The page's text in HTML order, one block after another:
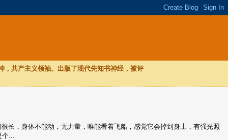
，共产主义领袖。出版了现代先知书神经，被评
长，身体不能动，无力量，唯能看着飞船，感觉它会掉到身上，有强光照
...